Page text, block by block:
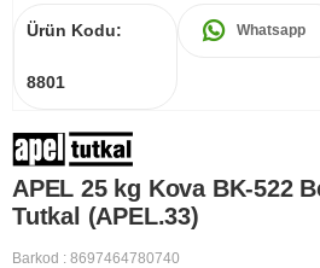
Ürün Kodu:
8801
Whatsapp
APEL 25 kg Kova BK-522
Tutkal (APEL.33)
Barkod : 8697464780740